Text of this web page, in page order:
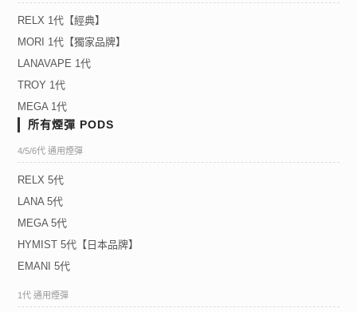
RELX 1代【經典】
MORI 1代【獨家品牌】
LANAVAPE 1代
TROY 1代
MEGA 1代
所有煙彈 PODS
4/5/6代 通用煙彈
RELX 5代
LANA 5代
MEGA 5代
HYMIST 5代【日本品牌】
EMANI 5代
1代 通用煙彈